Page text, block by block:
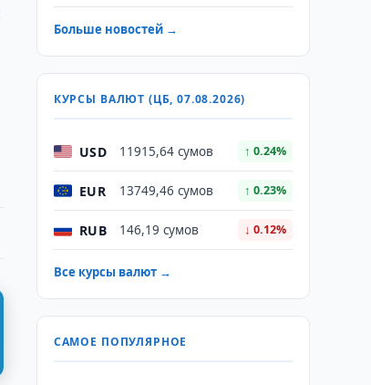
Больше новостей →
КУРСЫ ВАЛЮТ (ЦБ, 07.08.2026)
USD 11915,64 сумов ↑ 0.24%
EUR 13749,46 сумов ↑ 0.23%
RUB 146,19 сумов ↓ 0.12%
Все курсы валют →
САМОЕ ПОПУЛЯРНОЕ